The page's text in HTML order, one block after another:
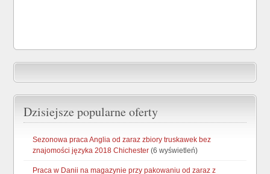
Dzisiejsze popularne oferty
Sezonowa praca Anglia od zaraz zbiory truskawek bez
znajomości języka 2018 Chichester (6 wyświetleń)
Praca w Danii na magazynie przy pakowaniu od zaraz z